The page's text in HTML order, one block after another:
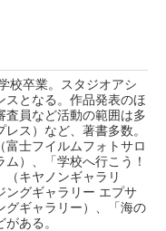
校卒業。スタジオアシ
スとなる。作品発表のほ
査員など活動の範囲は多
ス）など、著書多数。
富士フイルムフォトサロ
）、「学校へ行こう！
（キヤノンギャラリ
ングギャラリー エプサ
グギャラリー）、「海の
ある。